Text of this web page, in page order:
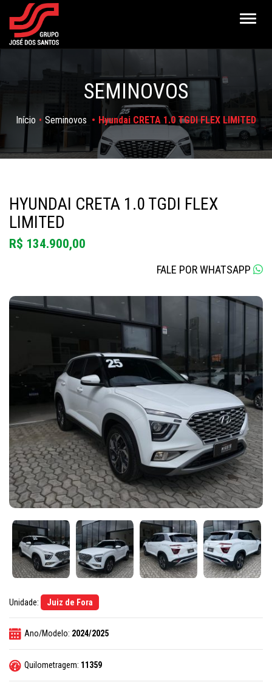
SEMINOVOS
Início Seminovos Hyundai CRETA 1.0 TGDI FLEX LIMITED
HYUNDAI CRETA 1.0 TGDI FLEX
LIMITED
R$ 134.900,00
FALE POR WHATSAPP
Unidade: Juiz de Fora
Ano/Modelo: 2024/2025
Quilometragem: 11359